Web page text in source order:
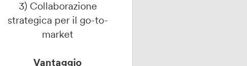
3) Collaborazione
strategica per il go-to-
market
Vantaggio